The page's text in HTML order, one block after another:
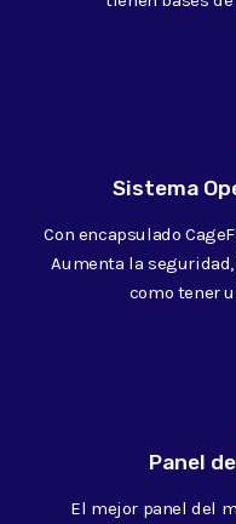
Sistema
Con encapsulado
Aumenta la
como tener
Panel
El mejor panel del